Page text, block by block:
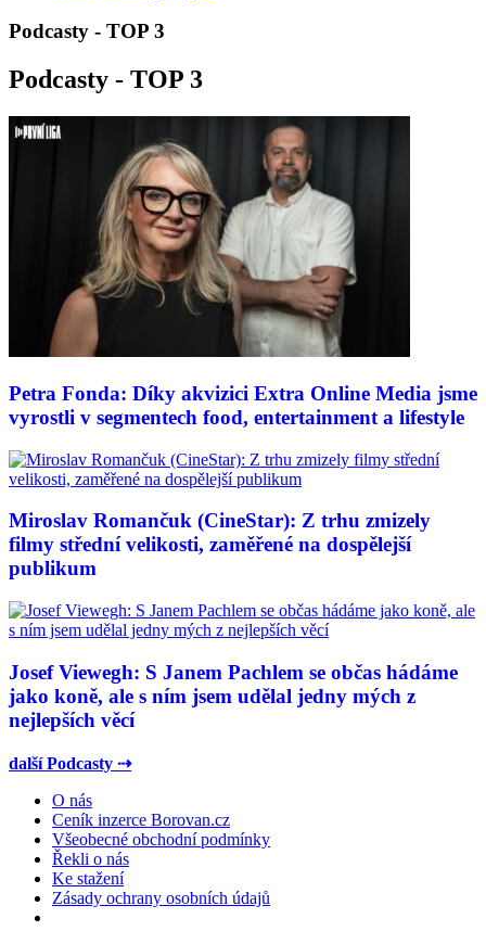
Podcasty - TOP 3
Podcasty - TOP 3
Petra Fonda: Díky akvizici Extra Online Media jsme
vyrostli v segmentech food, entertainment a lifestyle
Miroslav Romančuk (CineStar): Z trhu zmizely
filmy střední velikosti, zaměřené na dospělejší
publikum
Josef Viewegh: S Janem Pachlem se občas hádáme
jako koně, ale s ním jsem udělal jedny mých z
nejlepších věcí
další Podcasty ⇢
O nás
Ceník inzerce Borovan.cz
Všeobecné obchodní podmínky
Řekli o nás
Ke stažení
Zásady ochrany osobních údajů